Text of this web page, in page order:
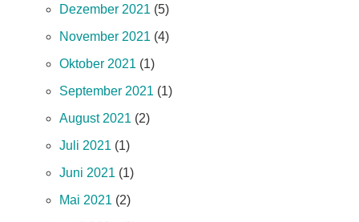
Dezember 2021 (5)
November 2021 (4)
Oktober 2021 (1)
September 2021 (1)
August 2021 (2)
Juli 2021 (1)
Juni 2021 (1)
Mai 2021 (2)